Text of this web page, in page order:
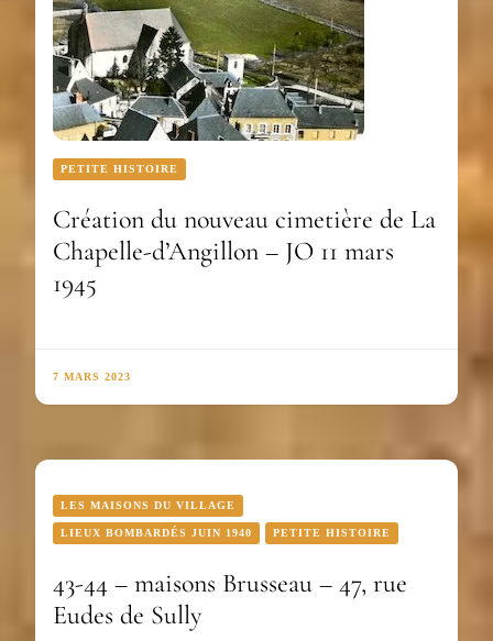
PETITE HISTOIRE
Création du nouveau cimetière de La
Chapelle-d’Angillon – JO 11 mars
1945
7 MARS 2023
LES MAISONS DU VILLAGE
LIEUX BOMBARDÉS JUIN 1940 PETITE HISTOIRE
43-44 – maisons Brusseau – 47, rue
Eudes de Sully